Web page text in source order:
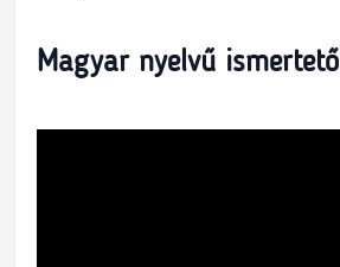
Magyar nyelvű ismertető